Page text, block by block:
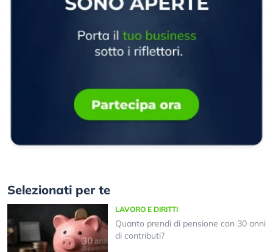
Selezionati per te
LAVORO E DIRITTI
Quanto prendi di pensione con 30 anni
di contributi?